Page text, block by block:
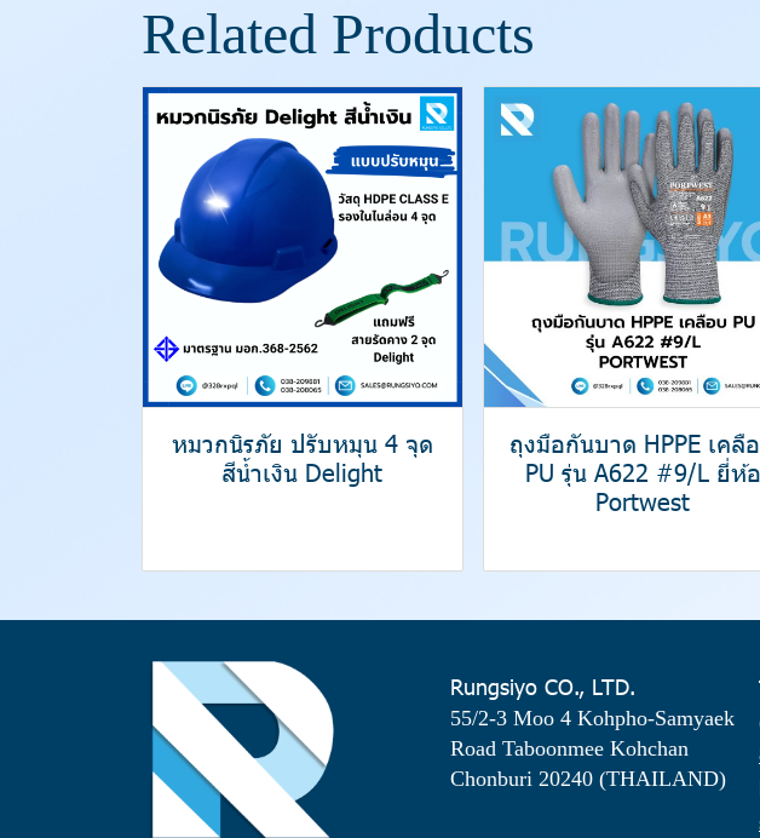
Related Products
หมวกนิรภัย ปรับหมุน 4 จุด
สีน้ำเงิน Delight
ถุงมือกันบาด HPPE เคลื
PU รุ่น A622 #9/L ยี่ห้อ
Portwest
Rungsiyo CO., LTD.
55/2-3 Moo 4 Kohpho-Samyaek
Road Taboonmee Kohchan
Chonburi 20240 (THAILAND)